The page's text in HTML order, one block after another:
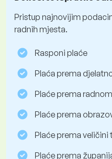
Pristup najnovijim
radnih mjesta.
Rasponi plaće
Plaća prema
Plaće prema
Plaće prema
Plaće prema veličini
Plaće prema